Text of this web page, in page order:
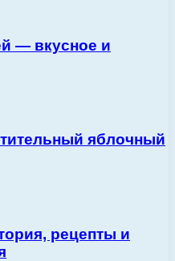
— вкусное и
яблочный
рецепты и